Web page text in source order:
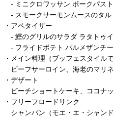
‐ ミニクロワッサン ポークパス
‐ スモークサーモンムースのタ
・アペタイザー
‐ 鰹のグリルのサラダ ラタトゥ
‐ フライドポテト パルメザンチ
・メイン料理（ブッフェスタイル
ビーフサーロイン、海老のマリ
・デザート
ピーチショートケーキ、ココナ
・フリーフロードリンク
シャンパン（モエ・エ・シャン